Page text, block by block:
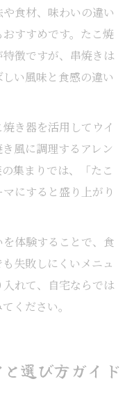
食材、味わいの違い
すすめです。たこ焼
徴ですが、串焼きは
い風味と食感の違い
き器を活用してウイ
風に調理するアレン
集まりでは、「たこ
にすると盛り上がり
体験することで、食
失敗しにくいメニュ
れて、自宅ならでは
ください。
選び方ガイド